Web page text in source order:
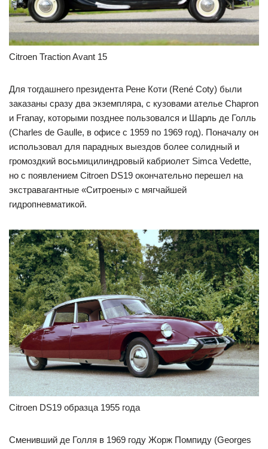
Citroen Traction Avant 15
Для тогдашнего президента Рене Коти (René Coty) были
заказаны сразу два экземпляра, с кузовами ателье Chapron
и Franay, которыми позднее пользовался и Шарль де Голль
(Charles de Gaulle, в офисе с 1959 по 1969 год). Поначалу он
использовал для парадных выездов более солидный и
громоздкий восьмицилиндровый кабриолет Simca Vedette,
но с появлением Citroen DS19 окончательно перешел на
экстравагантные «Ситроены» с мягчайшей
гидропневматикой.
Citroen DS19 образца 1955 года
Сменивший де Голля в 1969 году Жорж Помпиду (Georges